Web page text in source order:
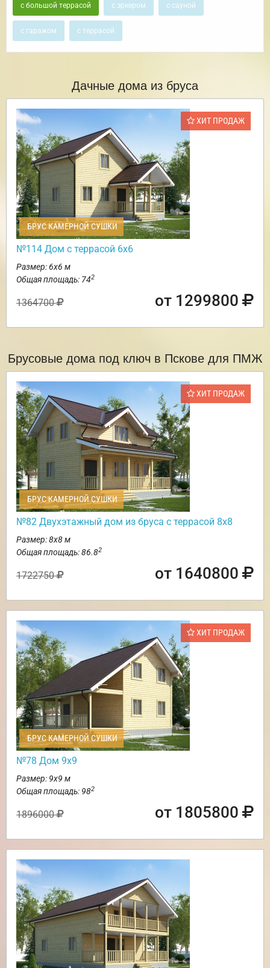
с большой террасой с эркером с сауной
с гаражом с террасой
Дачные дома из бруса
ХИТ ПРОДАЖ
БРУС КАМЕРНОЙ СУШКИ
№114 Дом с террасой 6х6
Размер: 6х6 м
Общая площадь: 742
1364700 от 1299800
Брусовые дома под ключ в Пскове для ПМЖ
ХИТ ПРОДАЖ
БРУС КАМЕРНОЙ СУШКИ
№82 Двухэтажный дом из бруса с террасой 8х8
Размер: 8х8 м
Общая площадь: 86.82
1722750 от 1640800
ХИТ ПРОДАЖ
БРУС КАМЕРНОЙ СУШКИ
№78 Дом 9х9
Размер: 9х9 м
Общая площадь: 982
1896000 от 1805800